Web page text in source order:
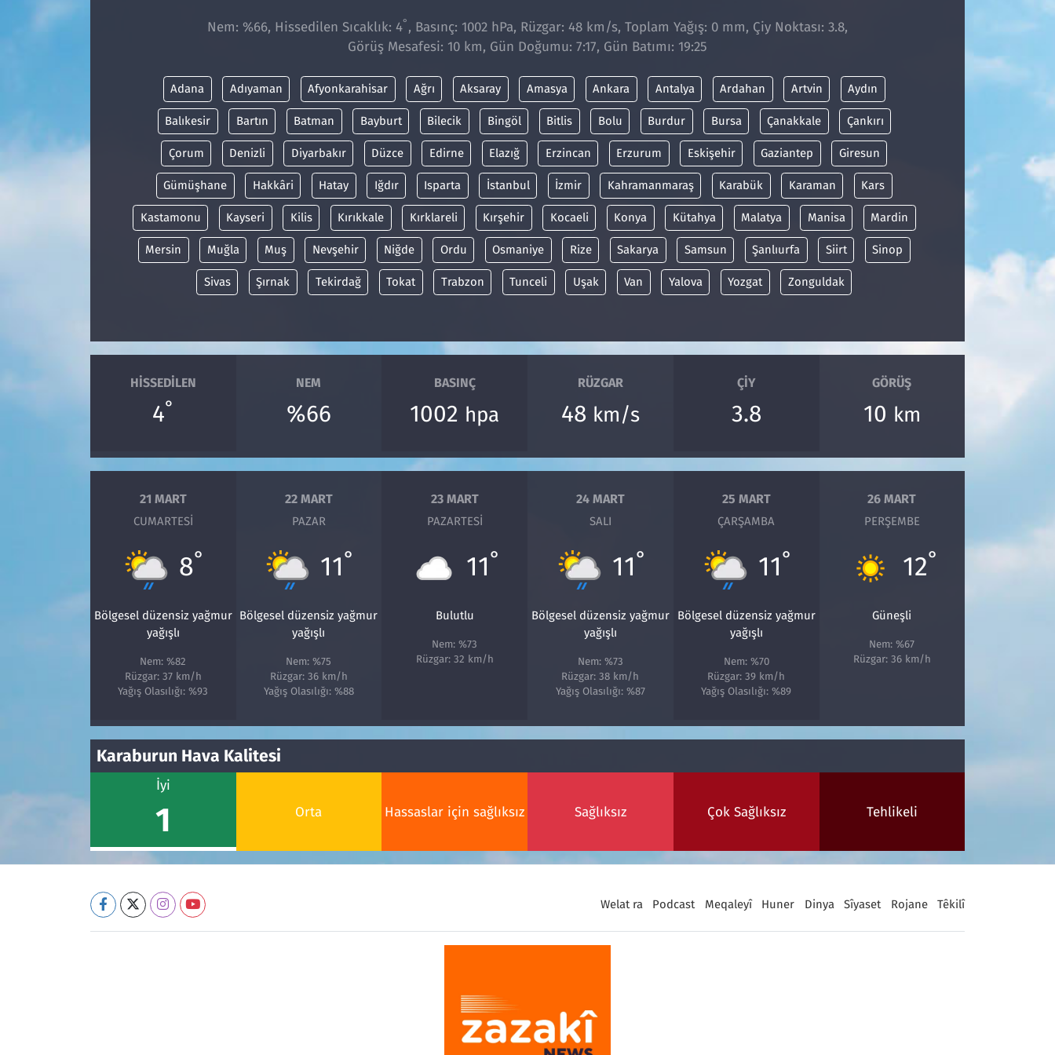
Nem: %66, Hissedilen Sıcaklık: 4° , Basınç: 1002 hPa, Rüzgar: 48 km/s, Toplam Yağış: 0 mm, Çiy Noktası: 3.8,
Görüş Mesafesi: 10 km, Gün Doğumu: 7:17, Gün Batımı: 19:25
Adana Adıyaman Afyonkarahisar Ağrı Aksaray Amasya Ankara Antalya Ardahan Artvin Aydın
Balıkesir Bartın Batman Bayburt Bilecik Bingöl Bitlis Bolu Burdur Bursa Çanakkale Çankırı
Çorum Denizli Diyarbakır Düzce Edirne Elazığ Erzincan Erzurum Eskişehir Gaziantep Giresun
Gümüşhane Hakkâri Hatay Iğdır Isparta İstanbul İzmir Kahramanmaraş Karabük Karaman Kars
Kastamonu Kayseri Kilis Kırıkkale Kırklareli Kırşehir Kocaeli Konya Kütahya Malatya Manisa Mardin
Mersin Muğla Muş Nevşehir Niğde Ordu Osmaniye Rize Sakarya Samsun Şanlıurfa Siirt Sinop
Sivas Şırnak Tekirdağ Tokat Trabzon Tunceli Uşak Van Yalova Yozgat Zonguldak
HISSEDILEN
4°
NEM
%66
BASINÇ
1002 hpa
RÜZGAR
48 km/s
ÇIY
3.8
GÖRÜŞ
10 km
21 MART
CUMARTESI
8°
Bölgesel düzensiz yağmur
yağışlı
Nem: %82
Rüzgar: 37 km/h
Yağış Olasılığı: %93
22 MART
PAZAR
11°
Bölgesel düzensiz yağmur
yağışlı
Nem: %75
Rüzgar: 36 km/h
Yağış Olasılığı: %88
23 MART
PAZARTESI
11°
Bulutlu
Nem: %73
Rüzgar: 32 km/h
24 MART
SALI
11°
Bölgesel düzensiz yağmur
yağışlı
Nem: %73
Rüzgar: 38 km/h
Yağış Olasılığı: %87
25 MART
ÇARŞAMBA
11°
Bölgesel düzensiz yağmur
yağışlı
Nem: %70
Rüzgar: 39 km/h
Yağış Olasılığı: %89
26 MART
PERŞEMBE
12°
Güneşli
Nem: %67
Rüzgar: 36 km/h
Karaburun Hava Kalitesi
İyi
1 Orta Hassaslar için sağlıksız Sağlıksız Çok Sağlıksız Tehlikeli
Welat ra Podcast Meqaleyî Huner Dinya Sîyaset Rojane Têkilî